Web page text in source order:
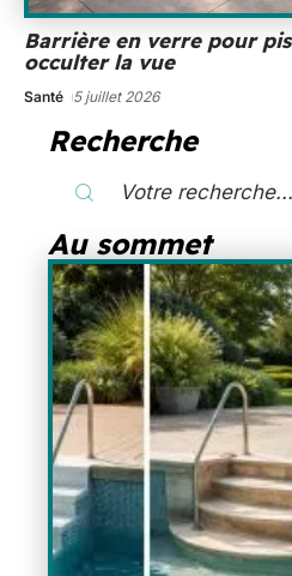
Barrière en verre pour
occulter la vue
Santé 5 juillet 2026
Recherche
Au sommet